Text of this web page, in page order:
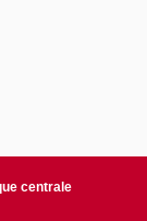
centrale